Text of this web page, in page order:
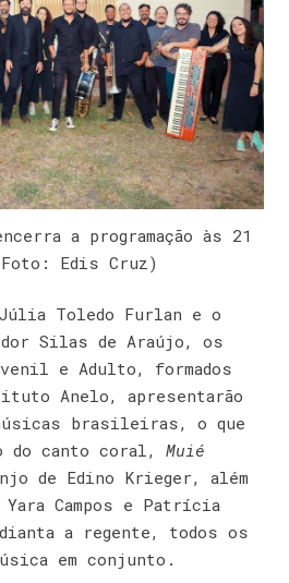
a programação às 21
Edis Cruz)
Toledo Furlan e o
Silas de Araújo, os
e Adulto, formados
Anelo, apresentarão
brasileiras, o que
do canto coral,Muié
de Edino Krieger, além
Campos e Patrícia
a regente, todos os
em conjunto.